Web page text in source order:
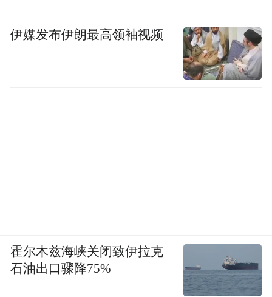
伊媒发布伊朗最高领袖视频
霍尔木兹海峡关闭致伊拉克
石油出口骤降75%